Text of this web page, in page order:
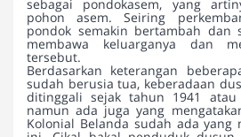
sebagai pondokasem, yang
pohon asem. Seiring
pondok semakin bertambah dan
membawa keluarganya dan
tersebut.
Berdasarkan keterangan
sudah berusia tua, keberadaan
ditinggali sejak tahun 1941 atau
namun ada juga yang
Kolonial Belanda sudah ada yang